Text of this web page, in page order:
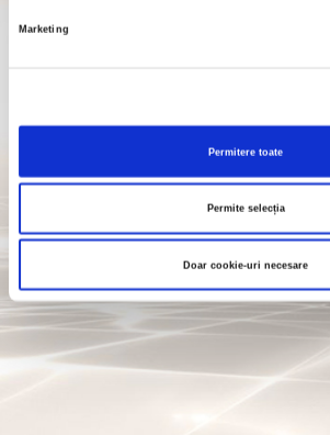
Marketing
Permitere toate
Permite selecția
Doar cookie-uri necesare
Ești printre ei?